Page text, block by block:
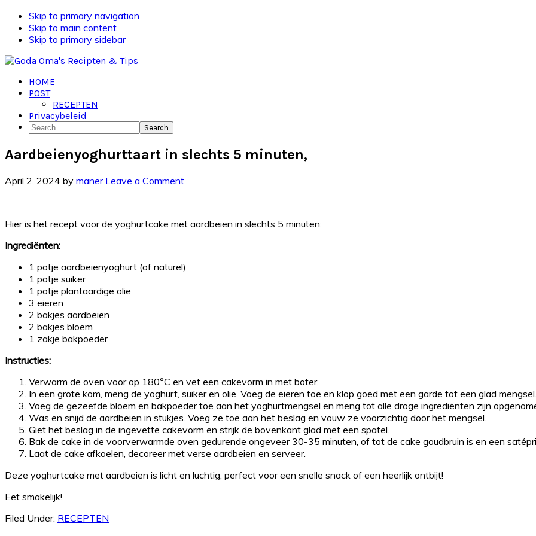
Skip to primary navigation
Skip to main content
Skip to primary sidebar
HOME
POST
RECEPTEN
Privacybeleid
Search
Aardbeienyoghurttaart in slechts 5 minuten,
April 2, 2024 by maner Leave a Comment
Hier is het recept voor de yoghurtcake met aardbeien in slechts 5 minuten:
Ingrediënten:
1 potje aardbeienyoghurt (of naturel)
1 potje suiker
1 potje plantaardige olie
3 eieren
2 bakjes aardbeien
2 bakjes bloem
1 zakje bakpoeder
Instructies:
Verwarm de oven voor op 180°C en vet een cakevorm in met boter.
In een grote kom, meng de yoghurt, suiker en olie. Voeg de eieren toe en klop goed met een garde tot een glad mengsel.
Voeg de gezeefde bloem en bakpoeder toe aan het yoghurtmengsel en meng tot alle droge ingrediënten zijn
Was en snijd de aardbeien in stukjes. Voeg ze toe aan het beslag en vouw ze voorzichtig door het mengsel.
Giet het beslag in de ingevette cakevorm en strijk de bovenkant glad met een spatel.
Bak de cake in de voorverwarmde oven gedurende ongeveer 30-35 minuten, of tot de cake goudbruin is en een
Laat de cake afkoelen, decoreer met verse aardbeien en serveer.
Deze yoghurtcake met aardbeien is licht en luchtig, perfect voor een snelle snack of een heerlijk ontbijt!
Eet smakelijk!
Filed Under: RECEPTEN